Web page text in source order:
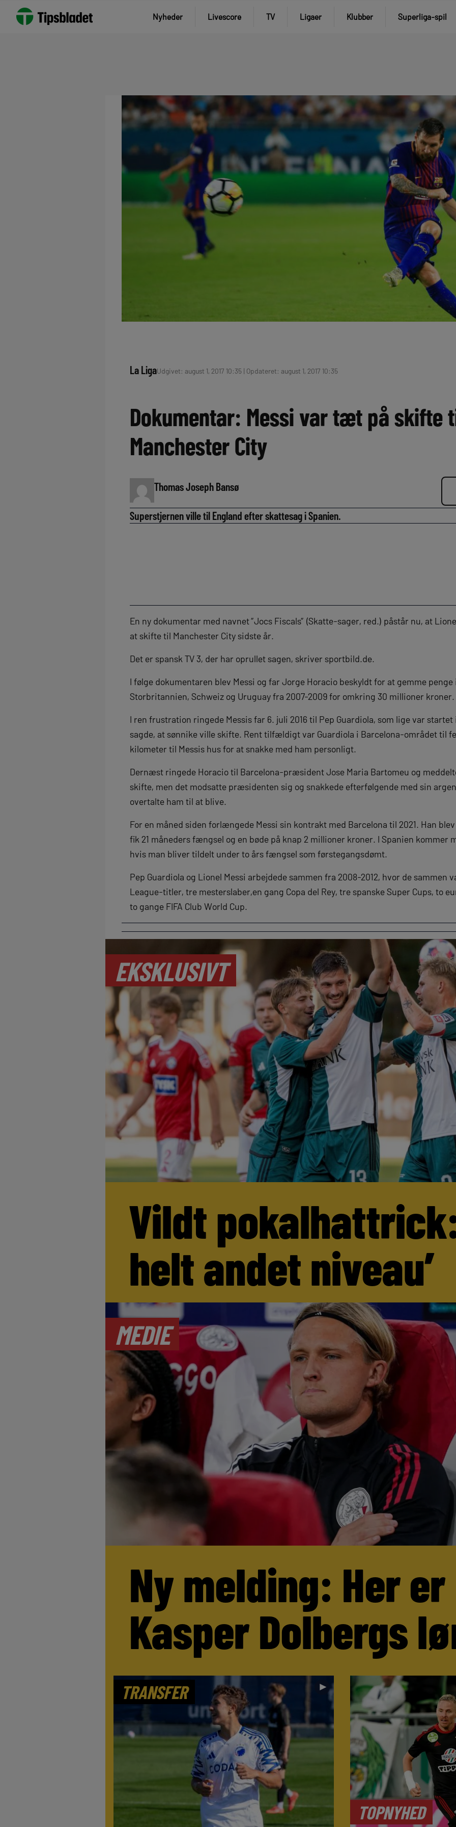
Nyheder Livescore TV Ligaer Klubber Superliga-spil
La LigaUdgivet: august 1, 2017 10:35 | Opdateret: august 1, 2017 10:35
Dokumentar: Messi var tæt på skifte
Manchester City
Thomas Joseph Bansø
Superstjernen ville til England efter skattesag i Spanien.
En ny dokumentar med navnet ”Jocs Fiscals” (Skatte-sager, red.) påstår nu, at
at skifte til Manchester City sidste år.
Det er spansk TV 3, der har oprullet sagen, skriver sportbild.de.
I følge dokumentaren blev Messi og far Jorge Horacio beskyldt for at gemme
Storbritannien, Schweiz og Uruguay fra 2007-2009 for omkring 30 millioner kroner.
I ren frustration ringede Messis far 6. juli 2016 til Pep Guardiola, som lige var startet
sagde, at sønnike ville skifte. Rent tilfældigt var Guardiola i Barcelona-området til
kilometer til Messis hus for at snakke med ham personligt.
Dernæst ringede Horacio til Barcelona-præsident Jose Maria Bartomeu og
skifte, men det modsatte præsidenten sig og snakkede efterfølgende med sin
overtalte ham til at blive.
For en måned siden forlængede Messi sin kontrakt med Barcelona til 2021. Han
fik 21 måneders fængsel og en bøde på knap 2 millioner kroner. I Spanien kommer
hvis man bliver tildelt under to års fængsel som førstegangsdømt.
Pep Guardiola og Lionel Messi arbejdede sammen fra 2008-2012, hvor de sammen
League-titler, tre mesterslaber,en gang Copa del Rey, tre spanske Super Cups, to
to gange FIFA Club World Cup.
EKSKLUSIVT
Vildt
helt andet niveau’
MEDIE
Ny melding: Her er
Kasper Dolbergs
TRANSFER ►
TOPNYHED